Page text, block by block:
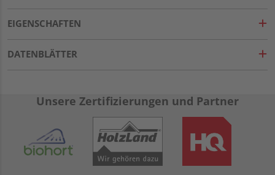
EIGENSCHAFTEN
DATENBLÄTTER
Unsere Zertifizierungen und Partner